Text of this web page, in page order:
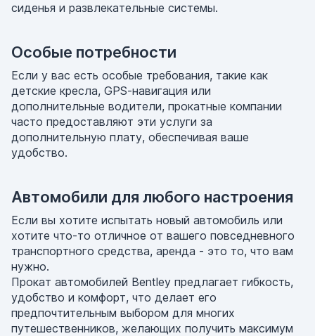
сиденья и развлекательные системы.
Особые потребности
Если у вас есть особые требования, такие как
детские кресла, GPS-навигация или
дополнительные водители, прокатные компании
часто предоставляют эти услуги за
дополнительную плату, обеспечивая ваше
удобство.
Автомобили для любого настроения
Если вы хотите испытать новый автомобиль или
хотите что-то отличное от вашего повседневного
транспортного средства, аренда - это то, что вам
нужно.
Прокат автомобилей Bentley предлагает гибкость,
удобство и комфорт, что делает его
предпочтительным выбором для многих
путешественников, желающих получить максимум